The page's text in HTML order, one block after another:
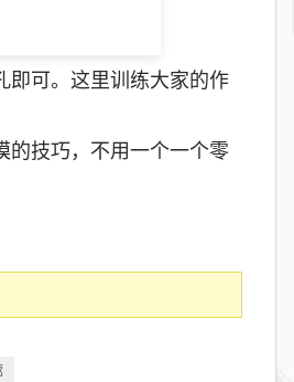
即可。这里训练大家的作
的技巧，不用一个一个零